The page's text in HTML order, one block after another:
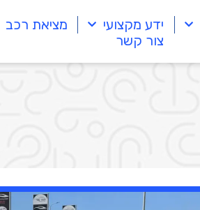
ידע מקצועי
מציאת רכב
צור קשר